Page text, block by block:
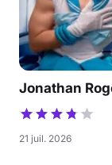
Jonathan
21 juil. 2026